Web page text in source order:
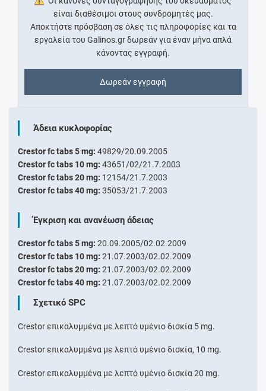
είναι διαθέσιμοι στους συνδρομητές μας.
Αποκτήστε πρόσβαση σε όλες τις πληροφορίες και τα
εργαλεία του Galinos.gr δωρεάν για έναν μήνα απλά
κάνοντας εγγραφή.
Δωρεάν εγγραφή
Άδεια κυκλοφορίας
Crestor fc tabs 5 mg: 49829/20.09.2005
Crestor fc tabs 10 mg: 43651/02/21.7.2003
Crestor fc tabs 20 mg: 12154/21.7.2003
Crestor fc tabs 40 mg: 35053/21.7.2003
Έγκριση και ανανέωση άδειας
Crestor fc tabs 5 mg: 20.09.2005/02.02.2009
Crestor fc tabs 10 mg: 21.07.2003/02.02.2009
Crestor fc tabs 20 mg: 21.07.2003/02.02.2009
Crestor fc tabs 40 mg: 21.07.2003/02.02.2009
Σχετικό SPC
Crestor επικαλυμμένα με λεπτό υμένιο δισκία 5 mg.
Crestor επικαλυμμένα με λεπτό υμένιο δισκία, 10 mg.
Crestor επικαλυμμένα με λεπτό υμένιο δισκία 20 mg.